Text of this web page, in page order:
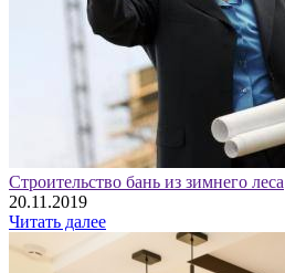
Строительство бань из зимнего леса
20.11.2019
Читать далее